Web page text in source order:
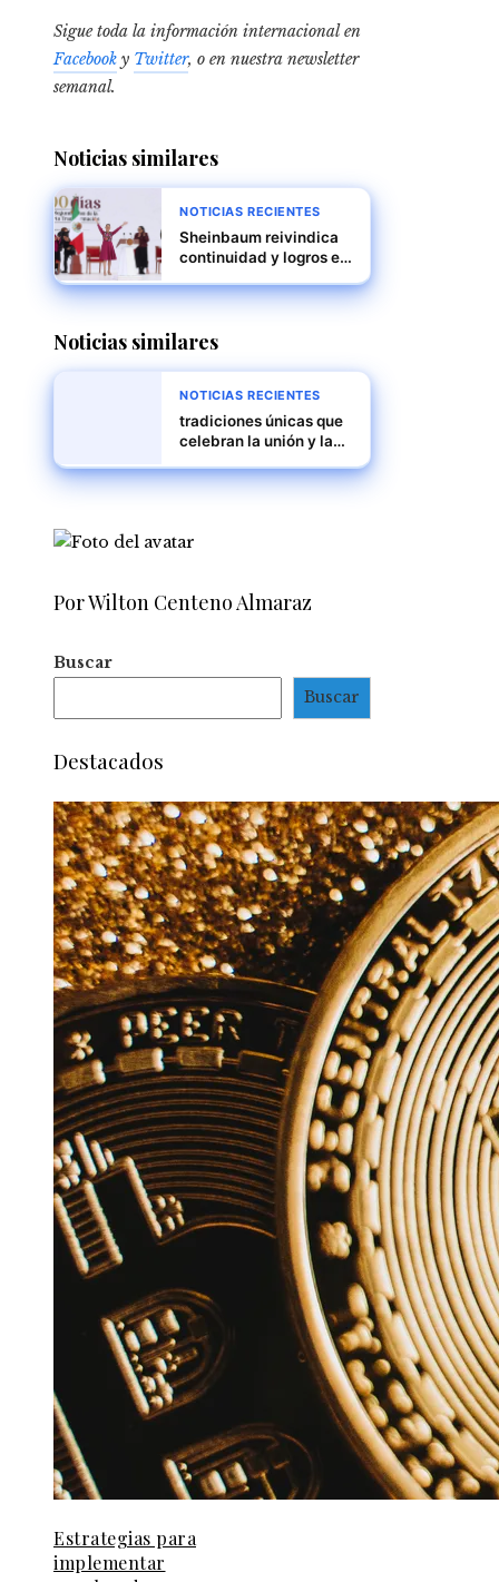
Sigue toda la información internacional en
Facebook y Twitter, o en nuestra newsletter
semanal.
Noticias similares
NOTICIAS RECIENTES
Sheinbaum reivindica
continuidad y logros en
ante miles en el Zócalo
Noticias similares
NOTICIAS RECIENTES
tradiciones únicas que
celebran la unión y la
Por Wilton Centeno Almaraz
Buscar
Buscar
Destacados
Estrategias para
implementar